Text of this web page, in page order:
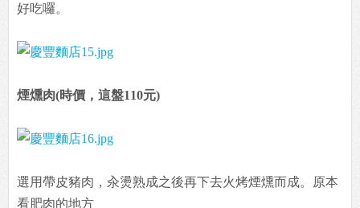
好吃囉。
煙燻肉(時價，這盤110元)
選用帶皮豬肉，汆燙熟成之後再下去火烤煙燻而成。原本
看肥肉的地方